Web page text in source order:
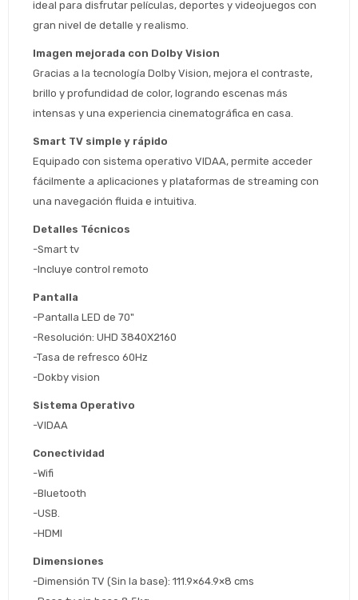
ideal para disfrutar películas, deportes y videojuegos con
gran nivel de detalle y realismo.
Imagen mejorada con Dolby Vision
Gracias a la tecnología Dolby Vision, mejora el contraste,
brillo y profundidad de color, logrando escenas más
intensas y una experiencia cinematográfica en casa.
Smart TV simple y rápido
Equipado con sistema operativo VIDAA, permite acceder
fácilmente a aplicaciones y plataformas de streaming con
una navegación fluida e intuitiva.
Detalles Técnicos
-Smart tv
-Incluye control remoto
Pantalla
-Pantalla LED de 70"
-Resolución: UHD 3840X2160
-Tasa de refresco 60Hz
-Dokby vision
Sistema Operativo
-VIDAA
Conectividad
-Wifi
-Bluetooth
-USB.
-HDMI
Dimensiones
-Dimensión TV (Sin la base): 111.9×64.9×8 cms
Comprá ahora y Pagá
tarjeta de crédito
* sujeto aprobación crediticia
Fecha de nacimiento
Día Mes
¡Tenés hasta
Elegí tus productos preferidos
Seleccioná Pago Después como metodo
preguntas@pagodespues.com.uy
Por favor intenta nuevamente mas tarde.